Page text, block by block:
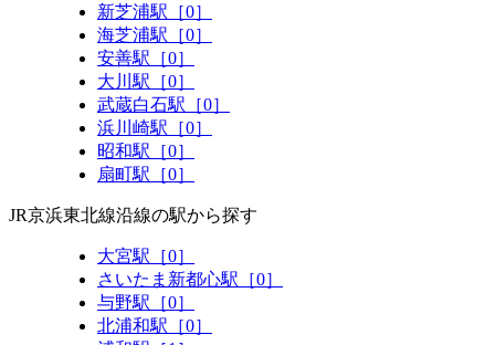
新芝浦駅［0］
海芝浦駅［0］
安善駅［0］
大川駅［0］
武蔵白石駅［0］
浜川崎駅［0］
昭和駅［0］
扇町駅［0］
JR京浜東北線沿線の駅から探す
大宮駅［0］
さいたま新都心駅［0］
与野駅［0］
北浦和駅［0］